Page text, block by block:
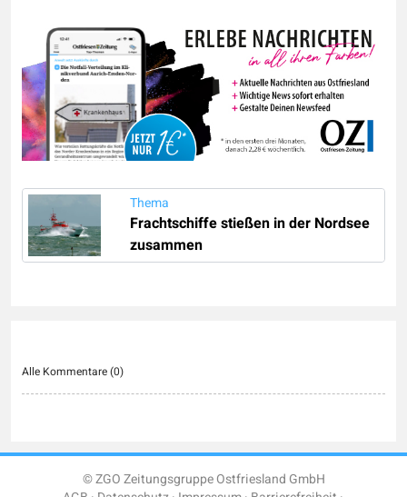
Thema
Frachtschiffe stießen in der Nordsee
zusammen
Alle Kommentare (0)
© ZGO Zeitungsgruppe Ostfriesland GmbH